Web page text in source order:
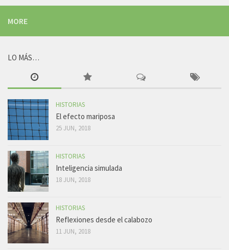
MORE
LO MÁS…
HISTORIAS
El efecto mariposa
25 JUN, 2018
HISTORIAS
Inteligencia simulada
18 JUN, 2018
HISTORIAS
Reflexiones desde el calabozo
11 JUN, 2018